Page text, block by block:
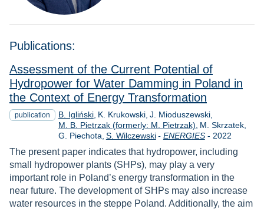
Publications:
Assessment of the Current Potential of
Hydropower for Water Damming in Poland in
the Context of Energy Transformation
publication B. Igliński K. Krukowski J. Mioduszewski
M. B. Pietrzak (formerly: M. Pietrzak) M. Skrzatek
G. Piechota S. Wilczewski - ENERGIES- Year
2022
The present paper indicates that hydropower, including
small hydropower plants (SHPs), may play a very
important role in Poland’s energy transformation in the
near future. The development of SHPs may also increase
water resources in the steppe Poland. Additionally, the aim